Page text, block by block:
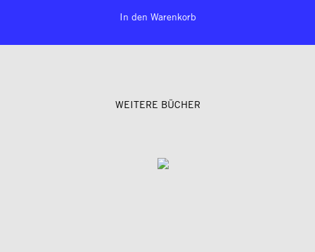
In den Warenkorb
WEITERE BÜCHER